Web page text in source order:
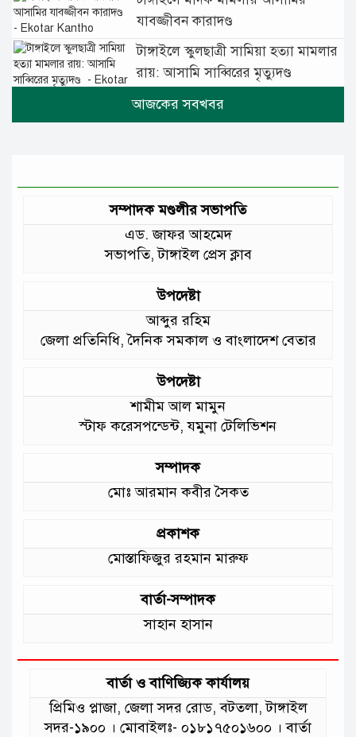
যাবজ্জীবন কারাদণ্ড
টাঙ্গাইলে স্কুলছাত্রী সামিয়া হত্যা মামলার
রায়: আসামি সাব্বিরের মৃত্যুদণ্ড
টানা বৃষ্টিতে টাঙ্গাইলে বিপর্যস্ত জনজীবন
এখন টাঙ্গাইলে
জেলার মানুষের উন্নত স্বাস্থ্যসেবায় সর্বোচ্চ
গুরুত্ব দিয়ে কাজ করছি: প্রতিমন্ত্রী টুকু
আমাদের চার পাশে ব্যাঙের ছাতার মতো
গড়ে উঠছে মাদ্রাসা ও কিন্ডার গার্ডেন
:মুক্তিযুদ্ধ বিষয়কমন্ত্রী
সম্পাদক মণ্ডলীর সভাপতি
এড. জাফর আহমেদ
সভাপতি, টাঙ্গাইল প্রেস ক্লাব
উপদেষ্টা
আব্দুর রহিম
জেলা প্রতিনিধি, দৈনিক সমকাল ও বাংলাদেশ বেতার
উপদেষ্টা
শামীম আল মামুন
স্টাফ করেসপন্ডেন্ট, যমুনা টেলিভিশন
সম্পাদক
মোঃ আরমান কবীর সৈকত
প্রকাশক
মোস্তাফিজুর রহমান মারুফ
বার্তা-সম্পাদক
সাহান হাসান
বার্তা ও বাণিজ্যিক কার্যালয়
প্রিমিও প্লাজা, জেলা সদর রোড, বটতলা, টাঙ্গাইল
সদর-১৯০০ । মোবাইলঃ- ০১৮১৭৫০১৬০০ । বার্তা